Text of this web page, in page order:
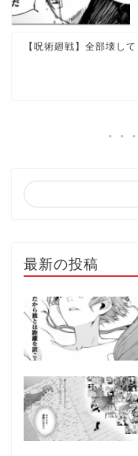
【呪術廻戦】全部壊して
最新の投稿